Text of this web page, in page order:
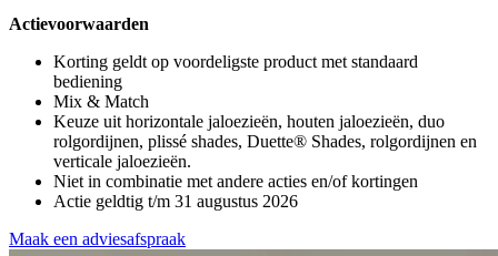
Actievoorwaarden
Korting geldt op voordeligste product met standaard
bediening
Mix & Match
Keuze uit horizontale jaloezieën, houten jaloezieën, duo
rolgordijnen, plissé shades, Duette® Shades, rolgordijnen en
verticale jaloezieën.
Niet in combinatie met andere acties en/of kortingen
Actie geldtig t/m 31 augustus 2026
Maak een adviesafspraak